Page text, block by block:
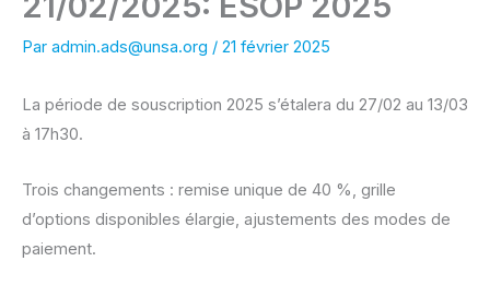
Par admin.ads@unsa.org / 21 février 2025
La période de souscription 2025 s’étalera du 27/02 au 13/03
à 17h30.
Trois changements : remise unique de 40 %, grille
d’options disponibles élargie, ajustements des modes de
paiement.